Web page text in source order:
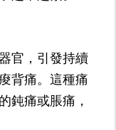
官，引發持續
背痛。這種痛
鈍痛或脹痛，